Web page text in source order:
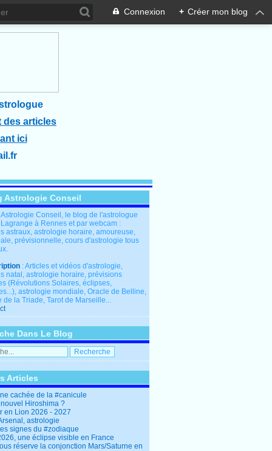
Connexion + Créer mon blog
des articles
ici
Astrologie Conseil
Astrologie Conseil, le blog de l'astrologue
Lagrange à Rennes et par webcam :
astraux, astrologie horaire, amoureuse,
prévisionnelle, cours d'astrologie tous
: Articles et vidéos d'astrologie,
natal, astrologie horaire, prévisions
(Révolutions Solaires, éclipses,
astrologie mondiale, Oracle de Belline,
de la Triade, Tarot de Marseille...
Dans Le Blog
Articles
cachée de la #canicule
Hiroshima ?
en Lion 2026 - 2027
astrologie
signes du #zodiaque
une éclipse visible en France
réserve la conjonction Mars/Saturne en